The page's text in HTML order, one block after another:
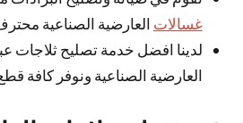
غسالات العارضية الصناعية
لدينا افضل خدمة تصليح ثلاجات
العارضية الصناعية ونوفر كافة